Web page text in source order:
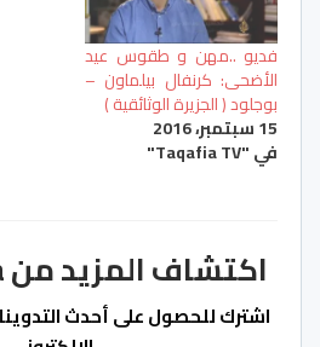
فديو ..مهن و طقوس عيد
الأضحى: كرنفال بيلماون –
بوجلود ( الجزيرة الوثائقية )
15 سبتمبر، 2016
في "Taqafia TV"
اكتشاف المزيد من azulpress.ma
اشترك للحصول على أحدث